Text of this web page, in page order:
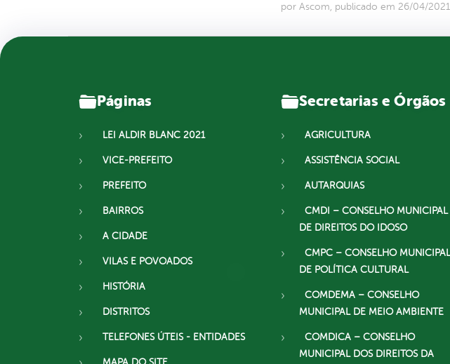
por Ascom, publicado em 26/04/
Páginas
LEI ALDIR BLANC 2021
VICE-PREFEITO
PREFEITO
BAIRROS
A CIDADE
VILAS E POVOADOS
HISTÓRIA
DISTRITOS
TELEFONES ÚTEIS - ENTIDADES
Secretarias e Órgãos
AGRICULTURA
ASSISTÊNCIA SOCIAL
AUTARQUIAS
CMDI – CONSELHO MUNICIPAL
DE DIREITOS DO IDOSO
CMPC – CONSELHO MUNICIPAL
DE POLÍTICA CULTURAL
COMDEMA – CONSELHO
MUNICIPAL DE MEIO AMBIENTE
COMDICA – CONSELHO
MUNICIPAL DOS DIREITOS DA